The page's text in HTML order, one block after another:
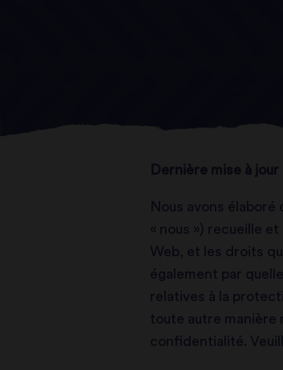
Dernière mise à jour
Nous avons
« nous ») recueille
Web, et les droits
également par
relatives à la
toute autre manière
confidentialité.